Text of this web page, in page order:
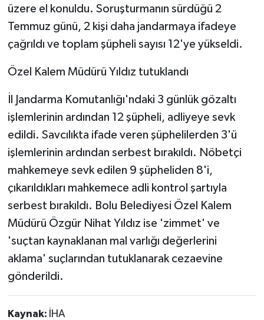
üzere el konuldu. Soruşturmanın sürdüğü 2
Temmuz günü, 2 kişi daha jandarmaya ifadeye
çağrıldı ve toplam şüpheli sayısı 12'ye yükseldi.
Özel Kalem Müdürü Yıldız tutuklandı
İl Jandarma Komutanlığı'ndaki 3 günlük gözaltı
işlemlerinin ardından 12 şüpheli, adliyeye sevk
edildi. Savcılıkta ifade veren şüphelilerden 3'ü
işlemlerinin ardından serbest bırakıldı. Nöbetçi
mahkemeye sevk edilen 9 şüpheliden 8'i,
çıkarıldıkları mahkemece adli kontrol şartıyla
serbest bırakıldı. Bolu Belediyesi Özel Kalem
Müdürü Özgür Nihat Yıldız ise 'zimmet' ve
'suçtan kaynaklanan mal varlığı değerlerini
aklama' suçlarından tutuklanarak cezaevine
gönderildi.
Kaynak: İHA